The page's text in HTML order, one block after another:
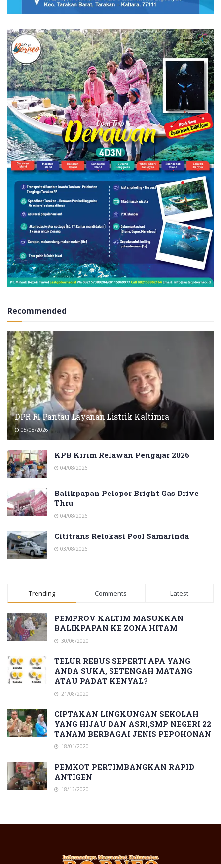
Recommended
DPR RI Pantau Layanan Listrik Kaltimra
05/08/2026
KPB Kirim Relawan Pengajar 2026
04/08/2026
Balikpapan Pelopor Bright Gas Drive
Thru
04/08/2026
Cititrans Relokasi Pool Samarinda
03/08/2026
Trending Comments Latest
PEMPROV KALTIM MASUKKAN
BALIKPAPAN KE ZONA HITAM
30/06/2020
TELUR REBUS SEPERTI APA YANG
ANDA SUKA, SETENGAH MATANG
ATAU PADAT KENYAL?
21/08/2020
CIPTAKAN LINGKUNGAN SEKOLAH
YANG HIJAU DAN ASRI,SMP NEGERI 22
TANAM BERBAGAI JENIS PEPOHONAN
18/01/2020
PEMKOT PERTIMBANGKAN RAPID
ANTIGEN
18/12/2020